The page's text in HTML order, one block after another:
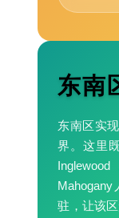
东南
东南区实
界。这里
驻，让该